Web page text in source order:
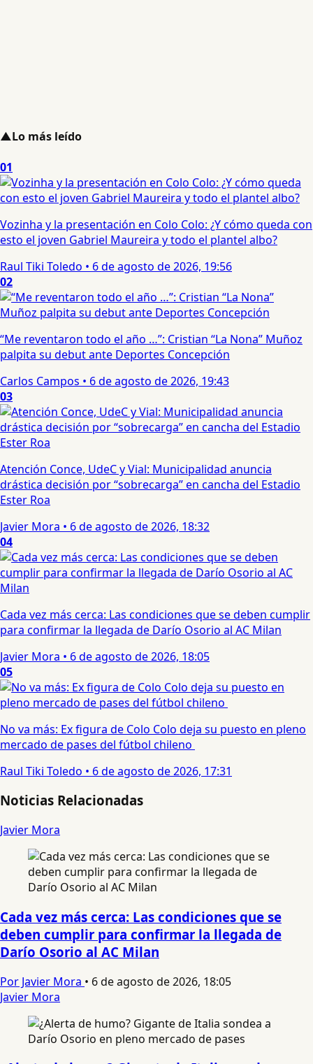
▲Lo más leído
01
Vozinha y la presentación en Colo Colo: ¿Y cómo queda con
esto el joven Gabriel Maureira y todo el plantel albo?
Raul Tiki Toledo • 6 de agosto de 2026, 19:56
02
“Me reventaron todo el año …”: Cristian “La Nona” Muñoz
palpita su debut ante Deportes Concepción
Carlos Campos • 6 de agosto de 2026, 19:43
03
Atención Conce, UdeC y Vial: Municipalidad anuncia
drástica decisión por “sobrecarga” en cancha del Estadio
Ester Roa
Javier Mora • 6 de agosto de 2026, 18:32
04
Cada vez más cerca: Las condiciones que se deben cumplir
para confirmar la llegada de Darío Osorio al AC Milan
Javier Mora • 6 de agosto de 2026, 18:05
05
No va más: Ex figura de Colo Colo deja su puesto en pleno
mercado de pases del fútbol chileno
Raul Tiki Toledo • 6 de agosto de 2026, 17:31
Noticias Relacionadas
Javier Mora
Cada vez más cerca: Las condiciones que se
deben cumplir para confirmar la llegada de
Darío Osorio al AC Milan
Por Javier Mora • 6 de agosto de 2026, 18:05
Javier Mora